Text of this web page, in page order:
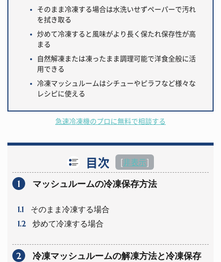
そのまま冷凍する場合は水洗いせずペーパーで汚れ
を拭き取る
炒めて冷凍すると風味がより長く保たれ保存性が高
まる
自然解凍または凍ったまま調理可能で洋食全般に活
用できる
冷凍マッシュルームはシチューやピラフなど様々な
レシピに使える
急速冷凍機のプロに無料で相談する
目次 [非表示]
1 マッシュルームの冷凍保存方法
1.1 そのまま冷凍する場合
1.2 炒めて冷凍する場合
2
冷凍マッシュルームの解凍方法と冷凍保存